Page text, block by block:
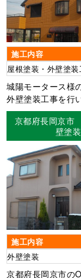
施工内容
屋根塗装・外壁塗装
城陽モータース様
外壁塗装工事を行
京都府長岡京
壁塗装
施工内容
外壁塗装
京都府長岡京市のO